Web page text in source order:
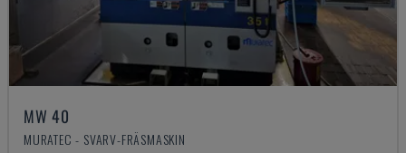
MW 40
MURATEC - SVARV-FRÄSMASKIN